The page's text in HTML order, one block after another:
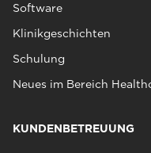
Software
Klinikgeschichten
Schulung
Neues im Bereich
KUNDENBETREUUNG